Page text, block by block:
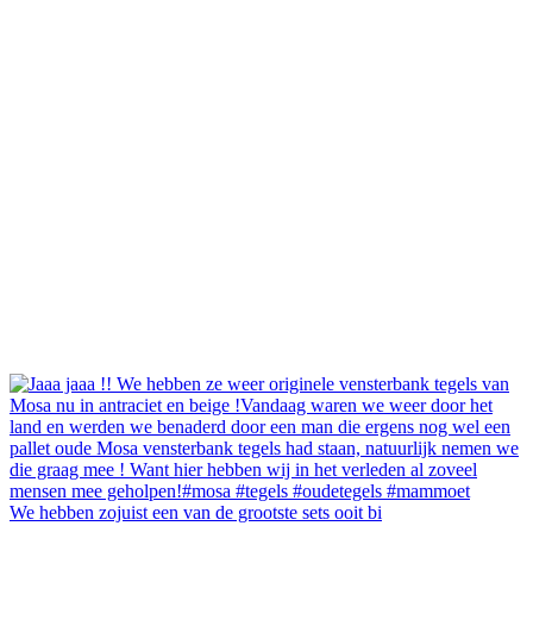
We hebben zojuist een van de grootste sets ooit bi